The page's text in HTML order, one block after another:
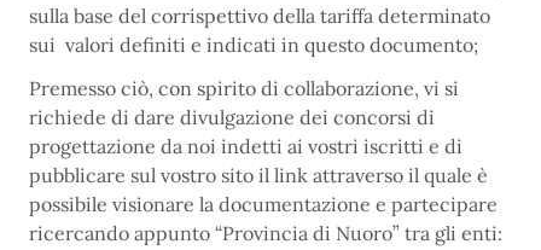
sulla base del corrispettivo della tariffa determinato
sui valori definiti e indicati in questo documento;
Premesso ciò, con spirito di collaborazione, vi si
richiede di dare divulgazione dei concorsi di
progettazione da noi indetti ai vostri iscritti e di
pubblicare sul vostro sito il link attraverso il quale è
possibile visionare la documentazione e partecipare
ricercando appunto “Provincia di Nuoro” tra gli enti: